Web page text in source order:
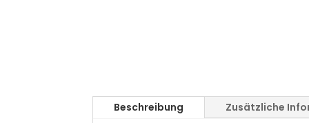
Beschreibung Zusätzliche